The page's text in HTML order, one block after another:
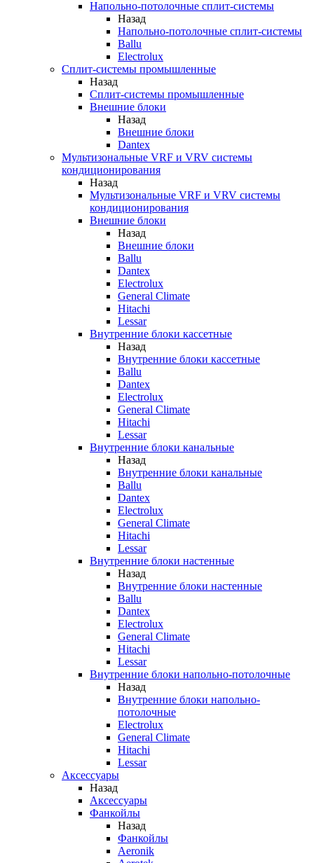
Напольно-потолочные сплит-системы
Назад
Напольно-потолочные сплит-системы
Ballu
Electrolux
Сплит-системы промышленные
Назад
Сплит-системы промышленные
Внешние блоки
Назад
Внешние блоки
Dantex
Мультизональные VRF и VRV системы
кондиционирования
Назад
Мультизональные VRF и VRV системы
кондиционирования
Внешние блоки
Назад
Внешние блоки
Ballu
Dantex
Electrolux
General Climate
Hitachi
Lessar
Внутренние блоки кассетные
Назад
Внутренние блоки кассетные
Ballu
Dantex
Electrolux
General Climate
Hitachi
Lessar
Внутренние блоки канальные
Назад
Внутренние блоки канальные
Ballu
Dantex
Electrolux
General Climate
Hitachi
Lessar
Внутренние блоки настенные
Назад
Внутренние блоки настенные
Ballu
Dantex
Electrolux
General Climate
Hitachi
Lessar
Внутренние блоки напольно-потолочные
Назад
Внутренние блоки напольно-
потолочные
Electrolux
General Climate
Hitachi
Lessar
Аксессуары
Назад
Аксессуары
Фанкойлы
Назад
Фанкойлы
Aeronik